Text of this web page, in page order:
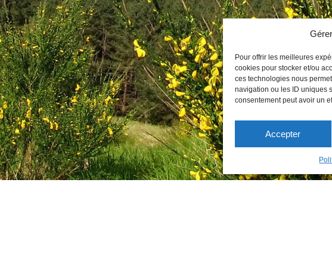
Pour offrir les meilleures
cookies pour stocker et/ou
ces technologies nous
navigation ou les ID uniques
consentement peut avoir un
Accepter